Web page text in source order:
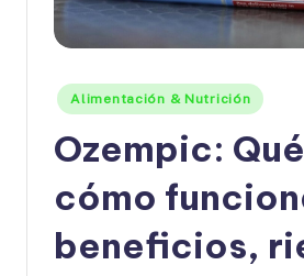
Publicado
en
Alimentación & Nutrición
Ozempic:
cómo
beneficios,